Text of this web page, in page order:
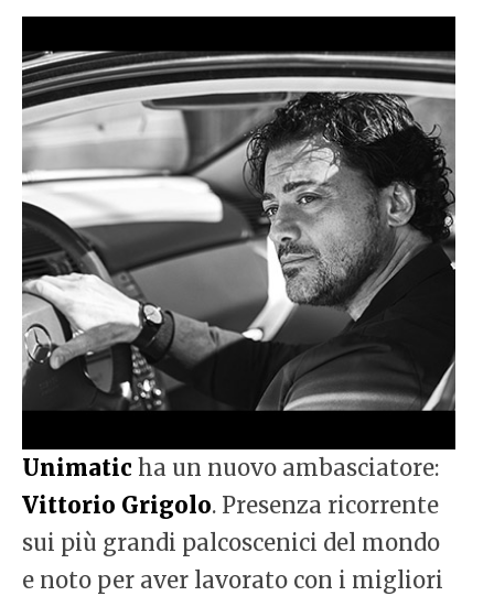
Unimatic ha un nuovo ambasciatore:
Vittorio Grigolo. Presenza ricorrente
sui più grandi palcoscenici del mondo
e noto per aver lavorato con i migliori